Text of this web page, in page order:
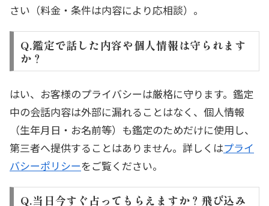
さい（料金・条件は内容により応相談）。
Q.鑑定で話した内容や個人情報は守られます
か？
はい、お客様のプライバシーは厳格に守ります。鑑定
中の会話内容は外部に漏れることはなく、個人情報
（生年月日・お名前等）も鑑定のためだけに使用し、
第三者へ提供することはありません。詳しくはプライ
バシーポリシーをご覧ください。
Q.当日今すぐ占ってもらえますか？飛び込み